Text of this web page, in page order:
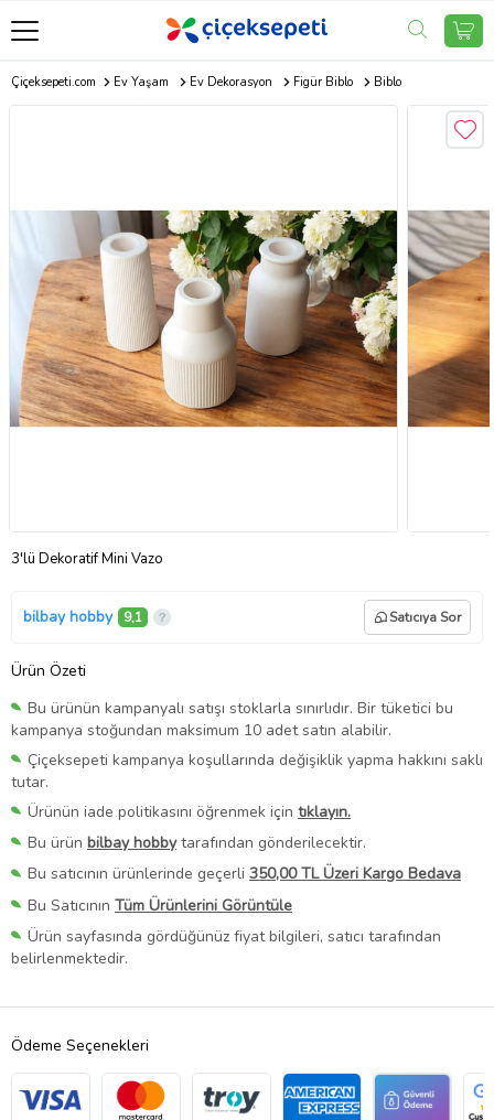
Çiçeksepeti.com Ev Yaşam Ev Dekorasyon Figür Biblo Biblo
3'lü Dekoratif Mini Vazo
bilbay hobby 9,1 Satıcıya Sor
Ürün Özeti
Bu ürünün kampanyalı satışı stoklarla sınırlıdır. Bir tüketici bu
kampanya stoğundan maksimum 10 adet satın alabilir.
Çiçeksepeti kampanya koşullarında değişiklik yapma hakkını saklı
tutar.
Ürünün iade politikasını öğrenmek için tıklayın.
Bu ürün bilbay hobbytarafından gönderilecektir.
Bu satıcının ürünlerinde geçerli 350,00 TL Üzeri Kargo Bedava
Bu Satıcının Tüm Ürünlerini Görüntüle
Ürün sayfasında gördüğünüz fiyat bilgileri, satıcı tarafından
belirlenmektedir.
Ödeme Seçenekleri